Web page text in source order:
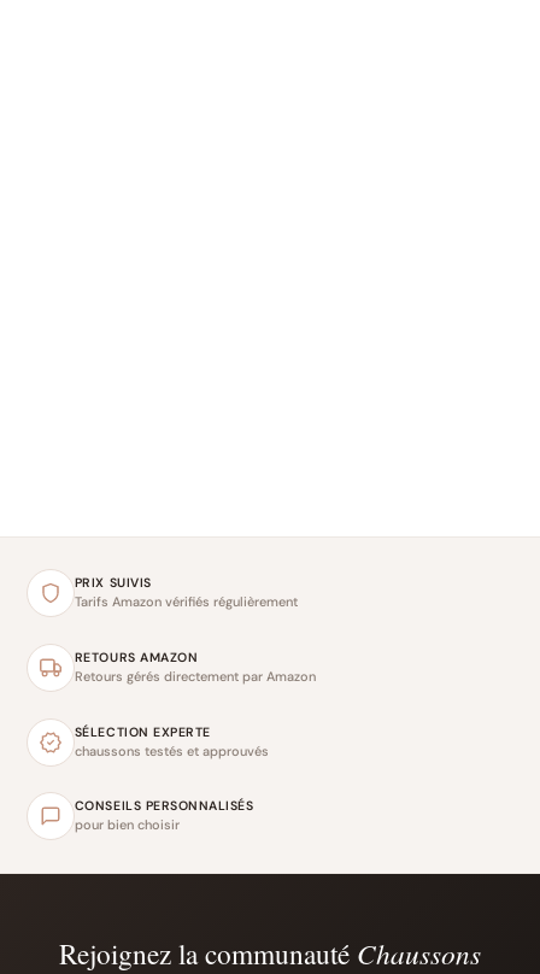
PRIX SUIVIS
Tarifs Amazon vérifiés régulièrement
RETOURS AMAZON
Retours gérés directement par Amazon
SÉLECTION EXPERTE
chaussons testés et approuvés
CONSEILS PERSONNALISÉS
pour bien choisir
Rejoignez la communauté Chaussons